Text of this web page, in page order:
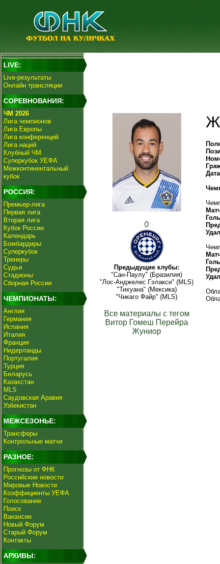
LIVE:
Live-результаты
Онлайн трансляции
СОРЕВНОВАНИЯ:
ЧМ 2026
Лига чемпионов
Лига Европы
Лига конференций
Лига наций
Клубный ЧМ
Суперкубок УЕФА
Межконтинентальный
кубок
РОССИЯ:
Премьер-лига
Первая лига
Вторая лига
Кубок России
Календарь
Бомбардиры
Суперкубок
Тренеры
Судьи
Стадионы
Сборная России
ЧЕМПИОНАТЫ:
Англия
Германия
Испания
Италия
Франция
Нидерланды
Португалия
Турция
Беларусь
Казахстан
MLS
Саудовская Аравия
Узбекистан
МЕЖСЕЗОНЬЕ:
Трансферы
Контрольные матчи
РАЗНОЕ:
Прогнозы от ФНК
Российские новости
Мировые Новости
Коэффициенты УЕФА
Голосование
Поиск
Вакансии
Новый Форум
Старый Форум
Контакты
АРХИВЫ:
0
Предыдущие клубы:
"Сан-Паулу" (Бразилия)
"Лос-Анджелес Гэлакси" (MLS)
"Тихуана" (Мексика)
"Чикаго Файр" (MLS)
Все материалы с тегом
Витор Гомеш Перейра
Жуниор